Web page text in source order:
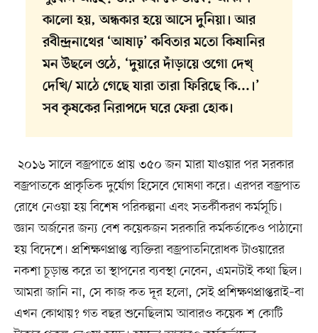
কালো হয়, অন্ধকার হয়ে আসে দুনিয়া। আর
রবীন্দ্রনাথের ‘আষাঢ়’ কবিতার মতো কিষানির
মন উছলে ওঠে, ‘দুয়ারে দাঁড়ায়ে ওগো দেখ্‌
দেখি/ মাঠে গেছে যারা তারা ফিরিছে কি...।’
সব কৃষকের নিরাপদে ঘরে ফেরা হোক।
২০১৬ সালে বজ্রপাতে প্রায় ৩৫০ জন মারা যাওয়ার পর সরকার
বজ্রপাতকে প্রাকৃতিক দুর্যোগ হিসেবে ঘোষণা করে। এরপর বজ্রপাত
রোধে নেওয়া হয় বিশেষ পরিকল্পনা এবং সতর্কীকরণ কর্মসূচি।
জ্ঞান অর্জনের জন্য বেশ কয়েকজন সরকারি কর্মকর্তাকেও পাঠানো
হয় বিদেশে। প্রশিক্ষণপ্রাপ্ত ব্যক্তিরা বজ্রপাতনিরোধক টাওয়ারের
নকশা চূড়ান্ত করে তা স্থাপনের ব্যবস্থা নেবেন, এমনটাই কথা ছিল।
আমরা জানি না, সে কাজ কত দূর হলো, সেই প্রশিক্ষণপ্রাপ্তরাই–বা
এখন কোথায়? গত বছর শুনেছিলাম আবারও কয়েক শ কোটি